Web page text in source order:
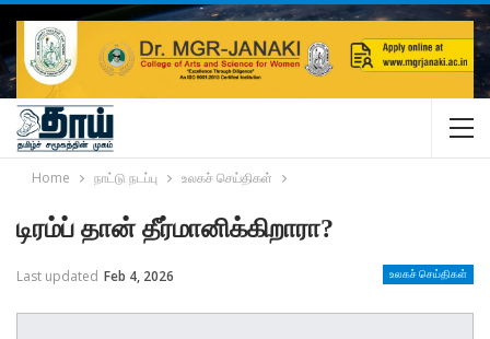
Home நாட்டு நடப்பு உலகச் செய்திகள்
டிரம்ப் தான் தீர்மானிக்கிறாரா?
உலகச் செய்திகள்
Last updated Feb 4, 2026